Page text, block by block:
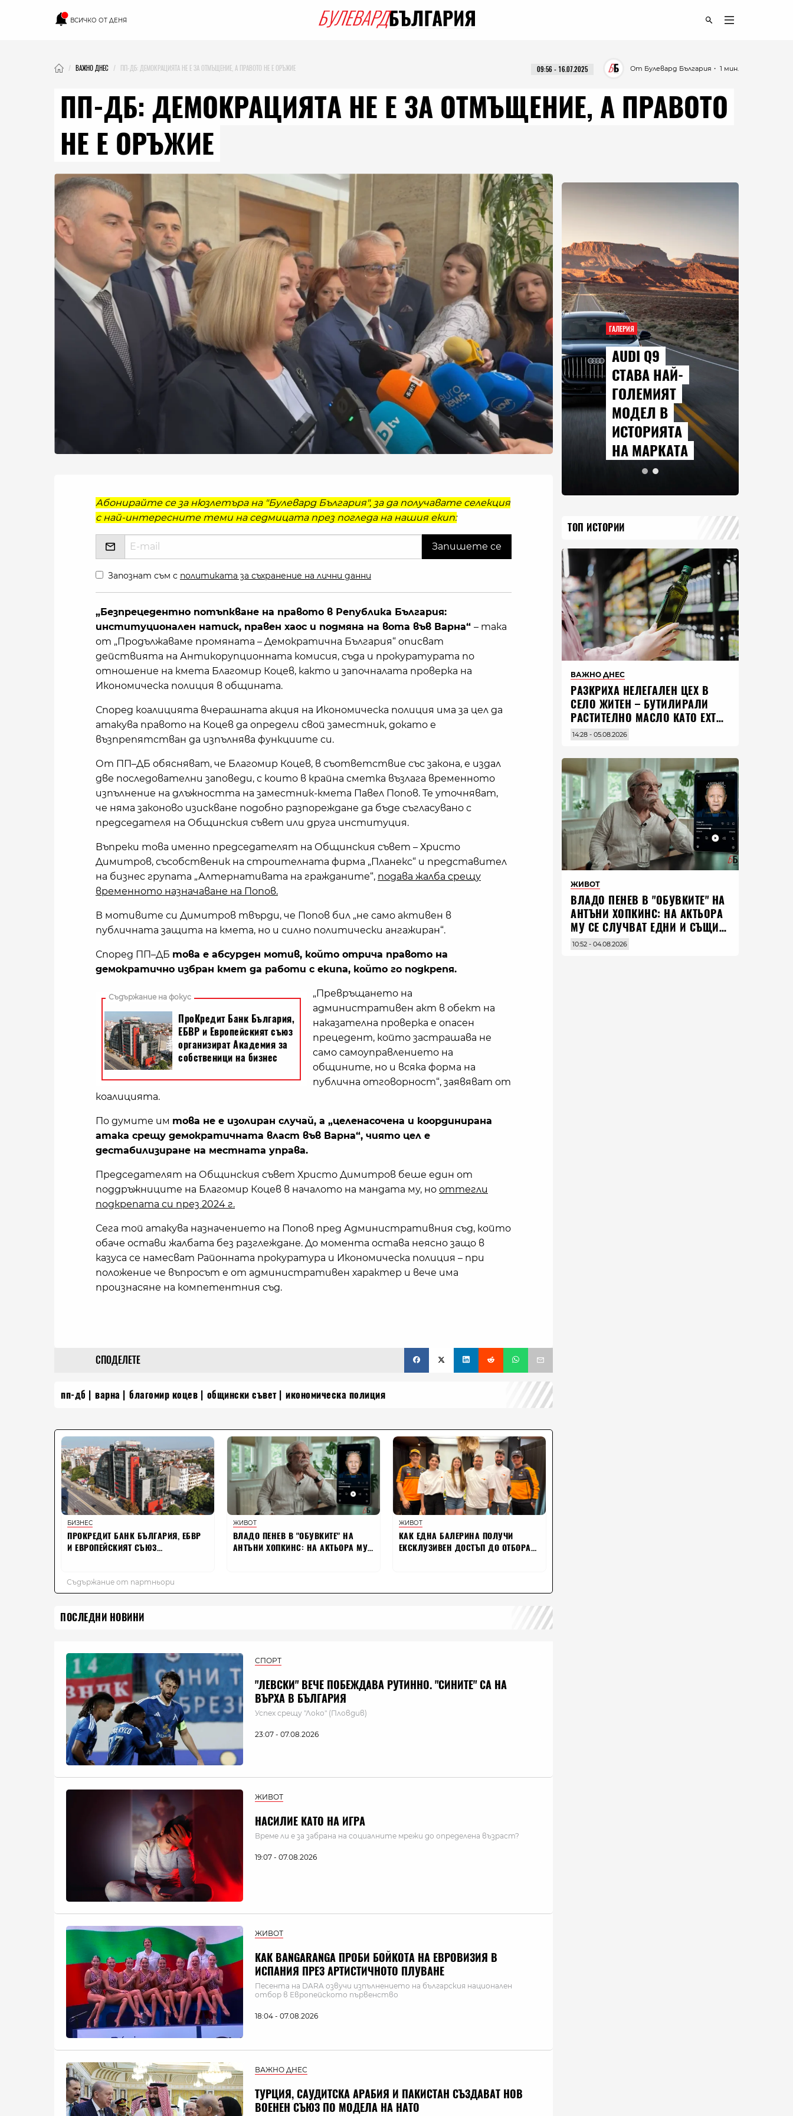
ВСИЧКО ОТ ДЕНЯ
ВАЖНО ДНЕС ПП-ДБ: ДЕМОКРАЦИЯТА НЕ Е ЗА ОТМЪЩЕНИЕ, А ПРАВОТО НЕ Е ОРЪЖИЕ ・ 1 мин.
От Булевард България
09:56 - 16.07.2025
ПП-ДБ: ДЕМОКРАЦИЯТА НЕ Е ЗА ОТМЪЩЕНИЕ, А ПРАВОТО
НЕ Е ОРЪЖИЕ
Абонирайте се за нюзлетъра на "Булевард България", за да получавате селекция
с най-интересните теми на седмицата през погледа на нашия екип:
Запознат съм с политиката за съхранение на лични данни
„Безпрецедентно потъпкване на правото в Република България:
институционален натиск, правен хаос и подмяна на вота във Варна“ – така
от „Продължаваме промяната – Демократична България“ описват
действията на Антикорупционната комисия, съда и прокуратурата по
отношение на кмета Благомир Коцев, както и започналата проверка на
Икономическа полиция в общината.
Според коалицията вчерашната акция на Икономическа полиция има за цел да
атакува правото на Коцев да определи свой заместник, докато е
възпрепятстван да изпълнява функциите си.
От ПП–ДБ обясняват, че Благомир Коцев, в съответствие със закона, е издал
две последователни заповеди, с които в крайна сметка възлага временното
изпълнение на длъжността на заместник-кмета Павел Попов. Те уточняват,
че няма законово изискване подобно разпореждане да бъде съгласувано с
председателя на Общинския съвет или друга институция.
Въпреки това именно председателят на Общинския съвет – Христо
Димитров, съсобственик на строителната фирма „Планекс“ и представител
на бизнес групата „Алтернативата на гражданите“, подава жалба срещу
временното назначаване на Попов.
В мотивите си Димитров твърди, че Попов бил „не само активен в
публичната защита на кмета, но и силно политически ангажиран“.
Според ПП–ДБ това е абсурден мотив, който отрича правото на
демократично избран кмет да работи с екипа, който го подкрепя.
„Превръщането на
административен акт в обект на
наказателна проверка е опасен
прецедент, който застрашава не
само самоуправлението на
общините, но и всяка форма на
публична отговорност“, заявяват от
коалицията.
По думите им това не е изолиран случай, а „целенасочена и координирана
атака срещу демократичната власт във Варна“, чиято цел е
дестабилизиране на местната управа.
Председателят на Общинския съвет Христо Димитров беше един от
поддръжниците на Благомир Коцев в началото на мандата му, но оттегли
подкрепата си през 2024 г.
Сега той атакува назначението на Попов пред Административния съд, който
обаче остави жалбата без разглеждане. До момента остава неясно защо в
казуса се намесват Районната прокуратура и Икономическа полиция – при
положение че въпросът е от административен характер и вече има
произнасяне на компетентния съд.
СПОДЕЛЕТЕ
пп-дб варна благомир коцев общински съвет икономическа полиция
ПОСЛЕДНИ НОВИНИ
СПОРТ
"ЛЕВСКИ" ВЕЧЕ ПОБЕЖДАВА РУТИННО. "СИНИТЕ" СА НА
ВЪРХА В БЪЛГАРИЯ
Успех срещу "Локо" (Пловдив)
23:07 - 07.08.2026
ЖИВОТ
НАСИЛИЕ КАТО НА ИГРА
Време ли е за забрана на социалните мрежи до определена възраст?
19:07 - 07.08.2026
ЖИВОТ
КАК BANGARANGA ПРОБИ БОЙКОТА НА ЕВРОВИЗИЯ В
ИСПАНИЯ ПРЕЗ АРТИСТИЧНОТО ПЛУВАНЕ
Песента на DARA озвучи изпълнението на българския национален
отбор в Европейското първенство
18:04 - 07.08.2026
ВАЖНО ДНЕС
ТУРЦИЯ, САУДИТСКА АРАБИЯ И ПАКИСТАН СЪЗДАВАТ НОВ
ВОЕНЕН СЪЮЗ ПО МОДЕЛА НА НАТО
ГАЛЕРИЯ
AUDI Q9
СТАВА НАЙ-
ГОЛЕМИЯТ
МОДЕЛ В
ИСТОРИЯТА
НА МАРКАТА
ТОП ИСТОРИИ
ВАЖНО ДНЕС
РАЗКРИХА НЕЛЕГАЛЕН ЦЕХ В
СЕЛО ЖИТЕН – БУТИЛИРАЛИ
РАСТИТЕЛНО МАСЛО КАТО EXTRA
VIRGIN ЗЕХТИН
14:28 - 05.08.2026
ЖИВОТ
ВЛАДO ПЕНЕВ В "ОБУВКИТЕ" НА
АНТЪНИ ХОПКИНС: НА АКТЬОРА
МУ СЕ СЛУЧВАТ ЕДНИ И СЪЩИ
НЕЩА ПО ЦЕЛИЯ СВЯТ
10:52 - 04.08.2026